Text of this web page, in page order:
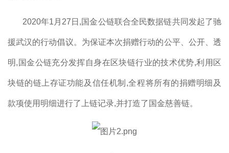
2020年1月27日,国金公链联合全民数据链共同发起了驰
援武汉的行动倡议。为保证本次捐赠行动的公平、公开、透
明,国金公链充分发挥自身在区块链行业的技术优势,利用区
块链的链上存证功能及信任机制,全程将所有的捐赠明细及
款项使用明细进行了上链记录,并打造了国金慈善链。